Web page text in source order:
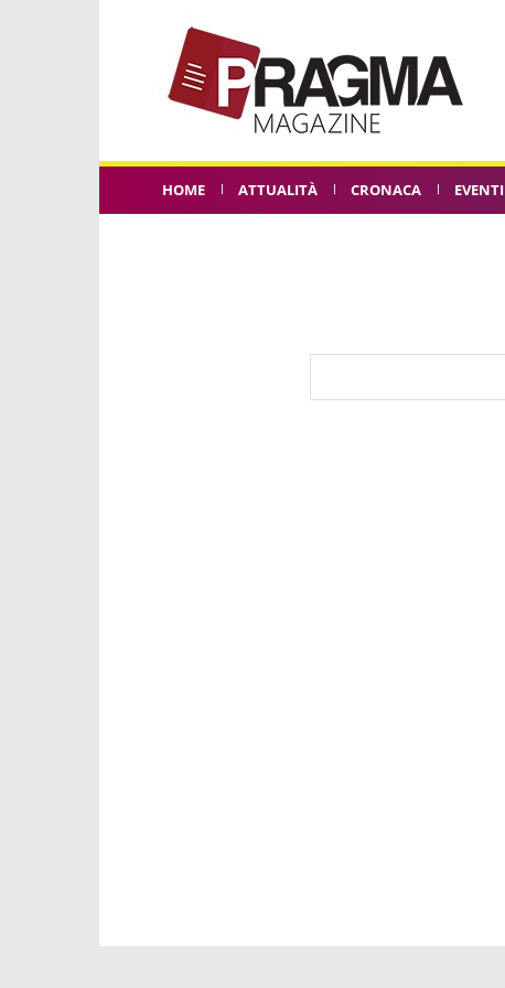
HOME ATTUALITÀ CRONACA EVENTI